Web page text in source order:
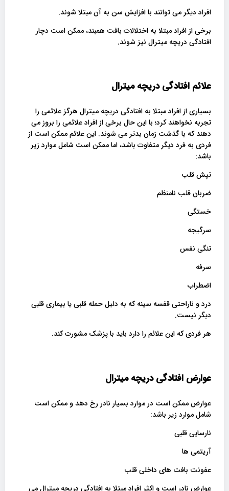
افراد دیگر می توانند با افزایش سن به آن مبتلا شوند.
برخی از افراد مبتلا به اختلالات بافت همبند، ممکن است دچار
افتادگی دریچه میترال نیز شوند.
علائم افتادگی دریچه میترال
بسیاری از افراد مبتلا به افتادگی دریچه میترال هرگز علائمی را
تجربه نخواهند کرد؛ با این حال برخی از افراد علائمی را بروز می
دهند که با گذشت زمان بدتر می شوند. این علائم ممکن است از
فردی به فرد دیگر متفاوت باشد، اما ممکن است شامل موارد زیر
باشد:
تپش قلب
ضربان قلب نامنظم
خستگی
سرگیجه
تنگی نفس
سرفه
اضطراب
درد و ناراحتی قفسه سینه که به دلیل حمله قلبی یا بیماری قلبی
دیگر نیست.
هر فردی که این علائم را دارد باید با پزشک مشورت کند.
عوارض افتادگی دریچه میترال
عوارض ممکن است در موارد بسیار نادر رخ دهد و ممکن است
شامل موارد زیر باشد:
نارسایی قلبی
آریتمی ها
عفونت بافت های داخلی قلب
عوارض نادر است و اکثر افراد مبتلا به افتادگی دریچه میترال می